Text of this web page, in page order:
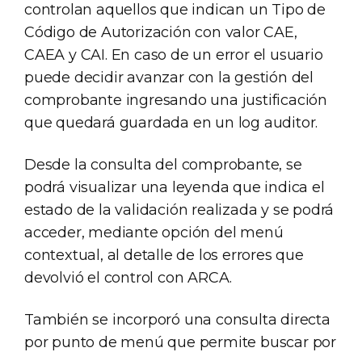
controlan aquellos que indican un Tipo de
Código de Autorización con valor CAE,
CAEA y CAI. En caso de un error el usuario
puede decidir avanzar con la gestión del
comprobante ingresando una justificación
que quedará guardada en un log auditor.
Desde la consulta del comprobante, se
podrá visualizar una leyenda que indica el
estado de la validación realizada y se podrá
acceder, mediante opción del menú
contextual, al detalle de los errores que
devolvió el control con ARCA.
También se incorporó una consulta directa
por punto de menú que permite buscar por